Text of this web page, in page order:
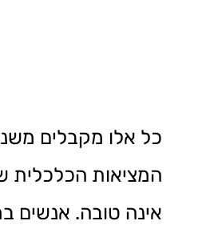
כל אלו מקבלים
המציאות הכלכלית
אינה טובה. אנשים